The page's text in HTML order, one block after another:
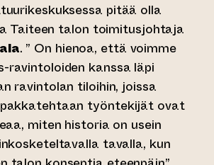
pitää olla
Taiteen talon toimitusjohtaja
. ” On hienoa, että voimme
ravintoloiden kanssa läpi
ravintolan tiloihin, joissa
työntekijät ovat
miten historia on usein
tavalla, kun